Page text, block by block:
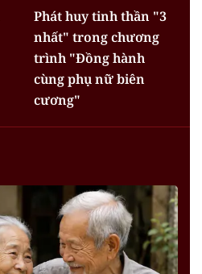
Phát huy tinh thần "3
nhất" trong chương
trình "Đồng hành
cùng phụ nữ biên
cương"